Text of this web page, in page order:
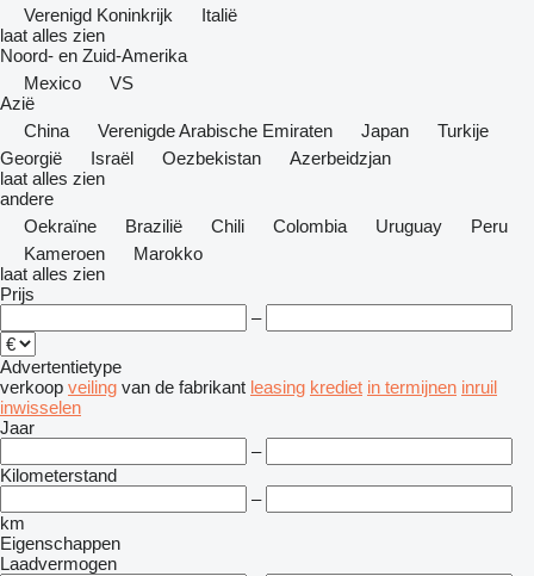
Verenigd Koninkrijk
Italië
laat alles zien
Noord- en Zuid-Amerika
Mexico
VS
Azië
China
Verenigde Arabische Emiraten Japan
Turkije
Georgië
Israël Oezbekistan
Azerbeidzjan
laat alles zien
andere
Oekraïne
Brazilië Chili Colombia Uruguay
Peru
Kameroen
Marokko
laat alles zien
Prijs
–
Advertentietype
verkoop veiling van de fabrikant leasing krediet in termijnen inruil
inwisselen
Jaar
–
Kilometerstand
–
km
Eigenschappen
Laadvermogen